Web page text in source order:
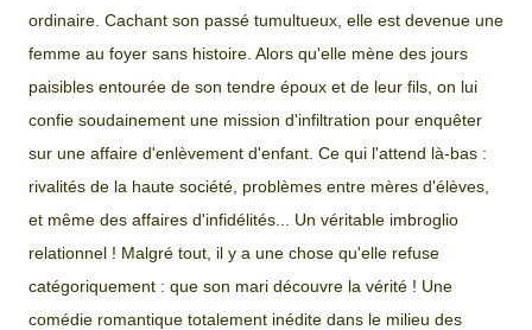
ordinaire. Cachant son passé tumultueux, elle est devenue une
femme au foyer sans histoire. Alors qu'elle mène des jours
paisibles entourée de son tendre époux et de leur fils, on lui
confie soudainement une mission d'infiltration pour enquêter
sur une affaire d'enlèvement d'enfant. Ce qui l'attend là-bas :
rivalités de la haute société, problèmes entre mères d'élèves,
et même des affaires d'infidélités... Un véritable imbroglio
relationnel ! Malgré tout, il y a une chose qu'elle refuse
catégoriquement : que son mari découvre la vérité ! Une
comédie romantique totalement inédite dans le milieu des